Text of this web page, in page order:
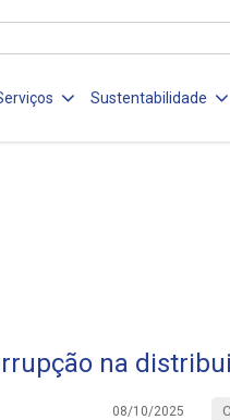
Sustentabilidade
na
08/10/2025